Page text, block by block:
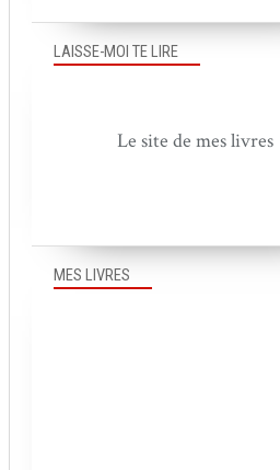
MES LIVRES
LAISSE-MOI TE LIRE
Le site de mes livres